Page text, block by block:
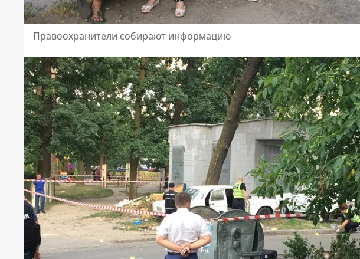
Правоохранители собирают информацию